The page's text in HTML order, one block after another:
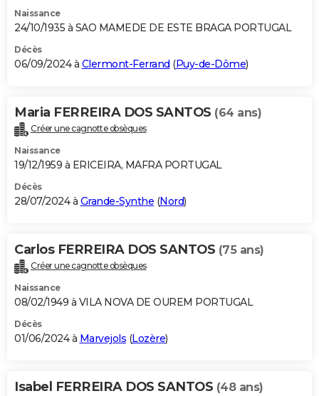
Naissance
24/10/1935 à SAO MAMEDE DE ESTE BRAGA PORTUGAL
Décès
06/09/2024 à Clermont-Ferrand (Puy-de-Dôme)
Maria FERREIRA DOS SANTOS (64 ans)
Créer une cagnotte obsèques
Naissance
19/12/1959 à ERICEIRA, MAFRA PORTUGAL
Décès
28/07/2024 à Grande-Synthe (Nord)
Carlos FERREIRA DOS SANTOS (75 ans)
Créer une cagnotte obsèques
Naissance
08/02/1949 à VILA NOVA DE OUREM PORTUGAL
Décès
01/06/2024 à Marvejols (Lozère)
Isabel FERREIRA DOS SANTOS (48 ans)